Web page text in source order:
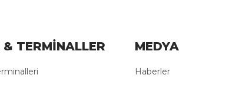
TERMİNALLER MEDYA
Haberler